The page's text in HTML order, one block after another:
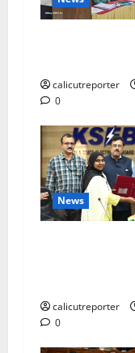
calicutreporter
0
News
calicutreporter
0